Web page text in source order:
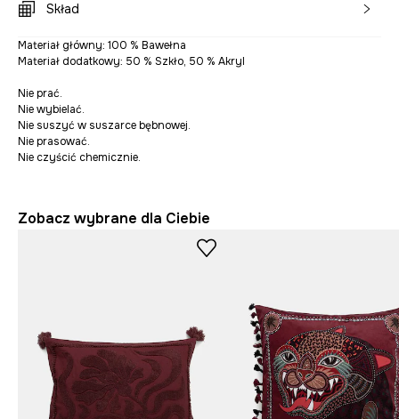
Skład
Materiał główny: 100 % Bawełna
Materiał dodatkowy: 50 % Szkło, 50 % Akryl
Nie prać.
Nie wybielać.
Nie suszyć w suszarce bębnowej.
Nie prasować.
Nie czyścić chemicznie.
Zobacz wybrane dla Ciebie